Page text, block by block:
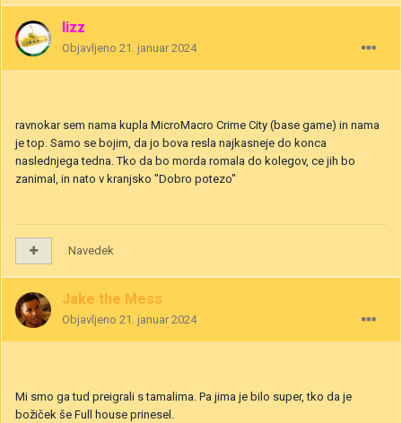
lizz
Objavljeno 21. januar 2024
ravnokar sem nama kupla MicroMacro Crime City (base game) in nama
je top. Samo se bojim, da jo bova resla najkasneje do konca
naslednjega tedna. Tko da bo morda romala do kolegov, ce jih bo
zanimal, in nato v kranjsko "Dobro potezo"
Navedek
Jake the Mess
Objavljeno 21. januar 2024
Mi smo ga tud preigrali s tamalima. Pa jima je bilo super, tko da je
božiček še Full house prinesel.